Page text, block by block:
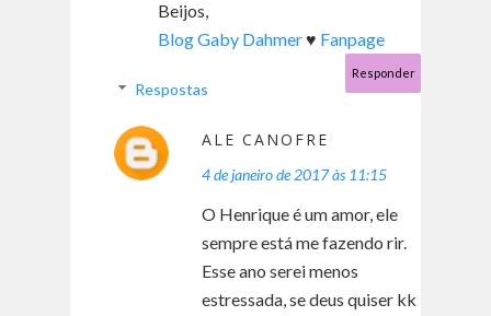
Beijos,
Blog Gaby Dahmer♥ Fanpage
Responder
Respostas
ALE CANOFRE
4 de janeiro de 2017 às 11:15
O Henrique é um amor, ele
sempre está me fazendo rir.
Esse ano serei menos
estressada, se deus quiser kk